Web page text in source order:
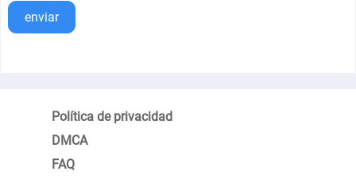
enviar
Política de privacidad
DMCA
FAQ